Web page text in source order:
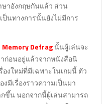
าอังกฤษกันแล้ว ส่วน
ป็นทางการนั้นยังไม่มีการ
Memory Defragนั้นผู้เล่นจะ
าก่อนอยู่แล้วจากหนังสือนิ
องใหม่ที่มีเฉพาะในเกมนี้ ตัว
งมีเรื่องราวความเป็นมา
ขึ้น นอกจากนี้ผู้เล่นสามารถ